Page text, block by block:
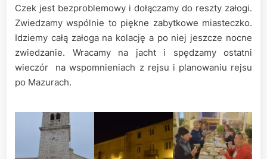
Czek jest bezproblemowy i dołączamy do reszty załogi.
Zwiedzamy wspólnie to piękne zabytkowe miasteczko.
Idziemy całą załoga na kolację a po niej jeszcze nocne
zwiedzanie. Wracamy na jacht i spędzamy ostatni
wieczór na wspomnieniach z rejsu i planowaniu rejsu
po Mazurach.